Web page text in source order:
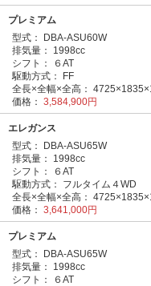
プレミアム
型式：
DBA-ASU60W
排気量：
1998cc
シフト：
６AT
駆動方式：
FF
全長×全幅×全高：
価格： 3,584,900円
エレガンス
型式：
DBA-ASU65W
排気量：
1998cc
シフト：
６AT
駆動方式：
フルタイム４WD
全長×全幅×全高：
価格： 3,641,000円
プレミアム
型式：
DBA-ASU65W
排気量：
1998cc
シフト：
６AT